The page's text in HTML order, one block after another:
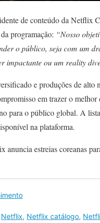
de conteúdo da Netflix
programação: “Nosso
o público, seja com um
impactante ou um reality
e produções de alto
em trazer o melhor
para o público global. A
na plataforma.
anuncia estreias coreanas
Netflix, Netflix catálogo,